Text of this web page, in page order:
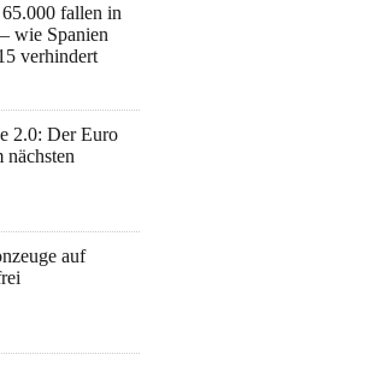
fallen in
wie Spanien
verhindert
2.0: Der Euro
nächsten
auf